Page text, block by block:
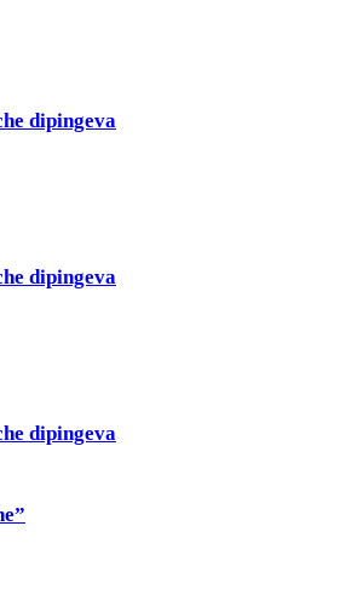
dipingeva
dipingeva
dipingeva